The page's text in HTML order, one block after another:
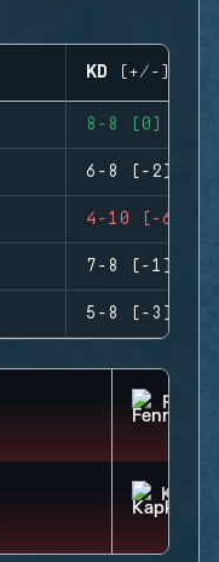
KD (+/-)
8-8 (0)
6-8 (-2)
4-10 (-6)
7-8 (-1)
5-8 (-3)